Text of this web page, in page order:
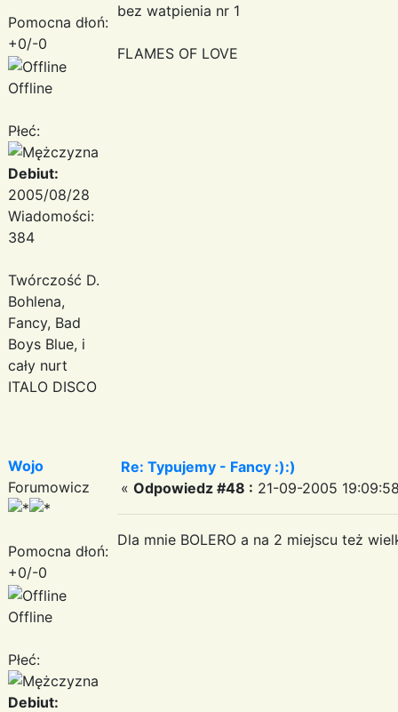
Pomocna dłoń:
+0/-0
Offline
Płeć:
Debiut:
2005/08/28
Wiadomości:
384
Twórczość D.
Bohlena,
Fancy, Bad
Boys Blue, i
cały nurt
ITALO DISCO
bez watpienia nr 1
FLAMES OF LOVE
Wojo
Forumowicz
Pomocna dłoń:
+0/-0
Offline
Płeć:
Debiut:
Re: Typujemy - Fancy :):)
« Odpowiedz #48 : 21-09-2005
Dla mnie BOLERO a na 2 miejscu też